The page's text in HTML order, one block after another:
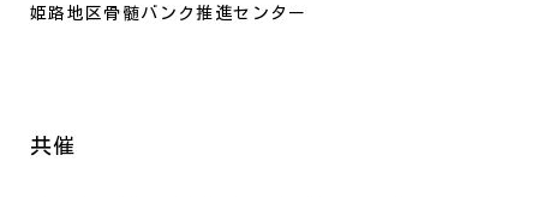
姫路地区骨髄バンク推進センター
共催